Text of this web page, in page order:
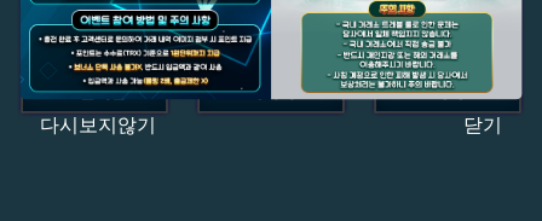
다시보지않기 닫기